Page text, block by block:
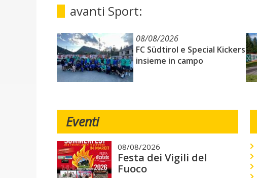
avanti Sport:
08/08/2026
FC Südtirol e Special Kickers
insieme in campo
Eventi
08/08/2026
Festa dei Vigili del
Fuoco